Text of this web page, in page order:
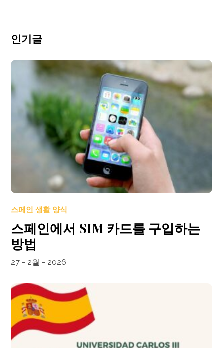
인기글
스페인 생활 양식
스페인에서 SIM 카드를 구입하는
방법
27 - 2월 - 2026